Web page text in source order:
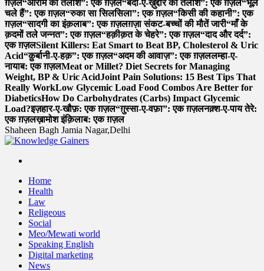
ग़ज़ल“आराम की तलाश”: एक ग़ज़ल“बंदा-ए-ख़ुद्दार की तलाश”: एक ग़ज़ल“भूल
चले हैं”: एक ग़ज़ल“रुका सा सिलसिला”: एक ग़ज़ल“किसी की कहानी”: एक
ग़ज़ल“सादगी का इंक़लाब”: एक ग़ज़लग़ज़ा संकट-बच्चों की मौतें जारी“माँ के
क़दमों तले जन्नत”: एक ग़ज़ल“हक़ीक़त के चेहरे”: एक ग़ज़ल“दाद और दर्द”:
एक ग़ज़लSilent Killers: Eat Smart to Beat BP, Cholesterol & Uric
Acid“क़ुर्बानी-ए-हक़”: एक ग़ज़ल“अदम की आवाज़”: एक ग़ज़ललम्हा-ए-
नायाब: एक ग़ज़लMeat or Millet? Diet Secrets for Managing
Weight, BP & Uric AcidJoint Pain Solutions: 15 Best Tips That
Really WorkLow Glycemic Load Food Combos Are Better for
DiabeticsHow Do Carbohydrates (Carbs) Impact Glycemic
Load?इज़हार-ए-खौफ़: एक ग़ज़ल“ग़ुस्सा-ए-वफ़ा”: एक ग़ज़लनक़्श-ए-पाय तेरे:
एक ग़ज़लख़ामोश इंक़िलाब: एक ग़ज़ल
Shaheen Bagh Jamia Nagar,Delhi
Read & Spread
Home
Health
Law
Religeous
Social
Meo/Mewati world
Speaking English
Digital marketing
News